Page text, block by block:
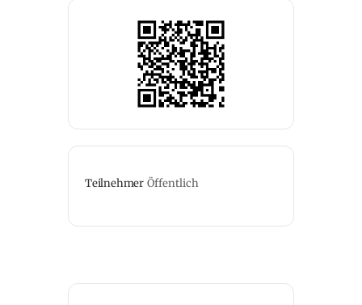
Teilnehmer Öffentlich